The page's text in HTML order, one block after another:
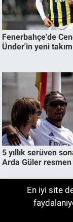
En iyi site
İnegöl
Atma